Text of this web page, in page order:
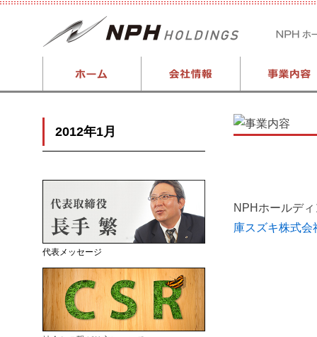
NPHホールデ
庫スズキ株式会
2012年1月
代表メッセージ